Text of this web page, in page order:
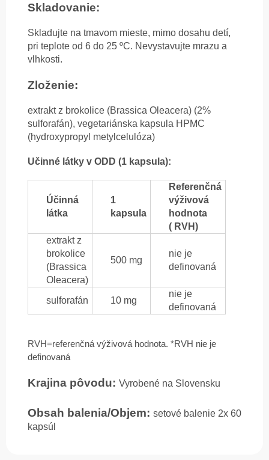
Skladovanie:
Skladujte na tmavom mieste, mimo dosahu detí,
pri teplote od 6 do 25 ºC. Nevystavujte mrazu a
vlhkosti.
Zloženie:
extrakt z brokolice (Brassica Oleacera) (2%
sulforafán), vegetariánska kapsula HPMC
(hydroxypropyl metylcelulóza)
Učinné látky v ODD (1 kapsula):
Účinná
látka
1
kapsula
Referenčná
výživová
hodnota
( RVH)
extrakt z
brokolice
(Brassica
Oleacera)
500 mg
nie je
definovaná
sulforafán 10 mg
nie je
definovaná
RVH=referenčná výživová hodnota. *RVH nie je
definovaná
Krajina pôvodu: Vyrobené na Slovensku
Obsah balenia/Objem: setové balenie 2x 60
kapsúl